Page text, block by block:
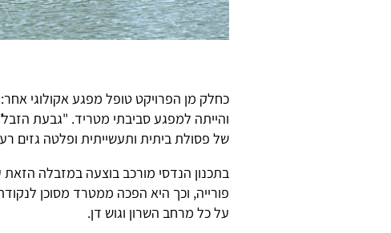
כחלק מן הפרויקט טופל מפגע אקולוגי
והייתה למפגע סביבתי מטריד. "גבעת
של פסולת ביתית ותעשייתית ופלטה גזים
בתכנון הנדסי מורכב בוצעה במזבלה הזאת
על כל מרחב השרון וגוש דן.